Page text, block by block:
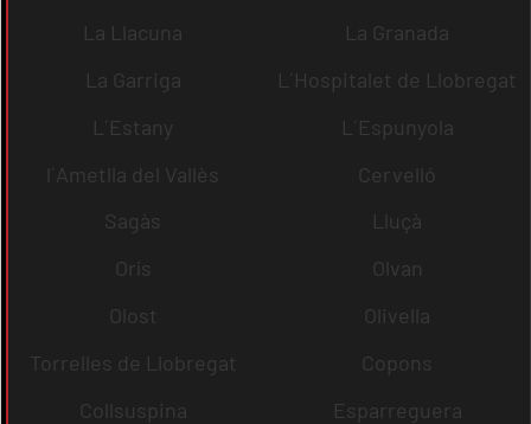
La Llacuna
La Granada
La Garriga
L´Hospitalet de Llobregat
L´Estany
L´Espunyola
l´Ametlla del Vallès
Cervelló
Sagàs
Lluçà
Orís
Olvan
Olost
Olivella
Torrelles de Llobregat
Copons
Collsuspina
Esparreguera